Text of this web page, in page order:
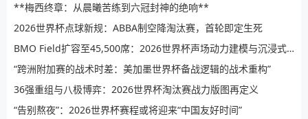
**梅西终章：从晨曦苦练到六冠封神的绝响**
2026世界杯点球新规：ABBA制空降淘汰赛，首轮即定生死
BMO Field扩容至45,500席：2026世界杯声场动力建模与沉浸式观赛效能评估
“跨洲附加赛的战术时差：美加墨世界杯备战逻辑的战术重构”
36强重组与八极博弈：2026世界杯淘汰赛战力版图再定义
“告别熬夜”：2026世界杯赛程或将迎来“中国友好时间”